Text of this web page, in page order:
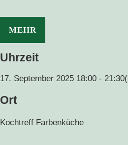
MEHR
Uhrzeit
17. September 2025 18:00 - 21:30
Ort
Kochtreff Farbenküche